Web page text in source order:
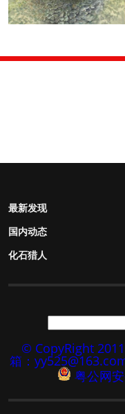
最新发现
国内动态
化石猎人
© CopyRight
箱：
粤公网